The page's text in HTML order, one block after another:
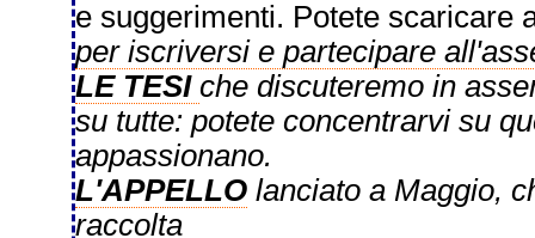
e suggerimenti. Potete scaricare
per iscriversi e partecipare
LE TESI che discuteremo in
su tutte: potete concentrarvi su
appassionano.
L'APPELLOlanciato a Maggio,
raccolta